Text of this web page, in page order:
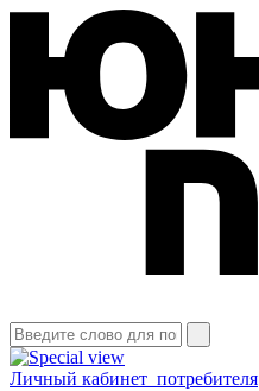
Личный кабинет потребителя